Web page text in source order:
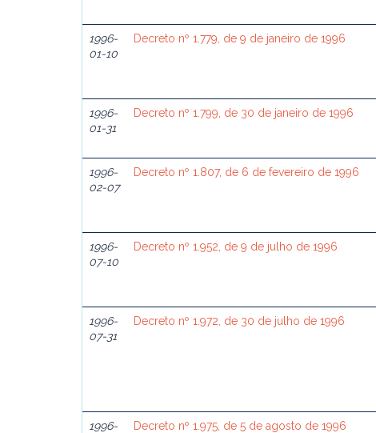
1996-
01-10
Decreto nº 1.779, de 9 de janeiro de 1996
1996-
01-31
Decreto nº 1.799, de 30 de janeiro de 1996
1996-
02-07
Decreto nº 1.807, de 6 de fevereiro de 1996
1996-
07-10
Decreto nº 1.952, de 9 de julho de 1996
1996-
07-31
Decreto nº 1.972, de 30 de julho de 1996
1996-
Decreto nº 1.975, de 5 de agosto de 1996